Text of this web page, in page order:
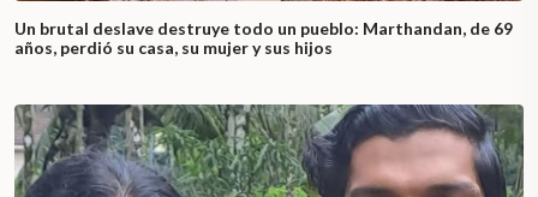
Un brutal deslave destruye todo un pueblo: Marthandan, de 69
años, perdió su casa, su mujer y sus hijos